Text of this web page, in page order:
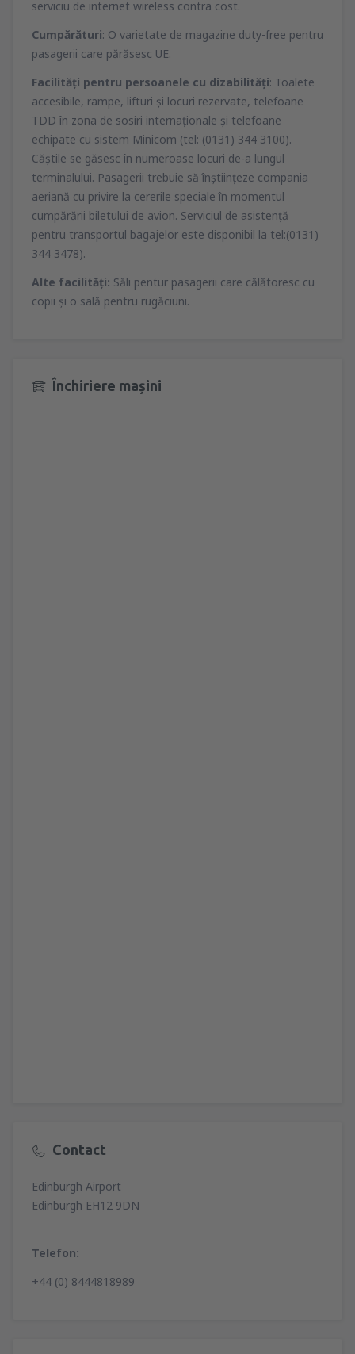
serviciu de internet wireless contra cost.
Cumpărături: O varietate de magazine duty-free pentru
pasagerii care părăsesc UE.
Facilităţi pentru persoanele cu dizabilităţi: Toalete
accesibile, rampe, lifturi şi locuri rezervate, telefoane
TDD în zona de sosiri internaţionale şi telefoane
echipate cu sistem Minicom (tel: (0131) 344 3100).
Căştile se găsesc în numeroase locuri de-a lungul
terminalului. Pasagerii trebuie să înştiinţeze compania
aeriană cu privire la cererile speciale în momentul
cumpărării biletului de avion. Serviciul de asistenţă
pentru transportul bagajelor este disponibil la tel:(0131)
344 3478).
Alte facilităţi: Săli pentur pasagerii care călătoresc cu
copii şi o sală pentru rugăciuni.
Închiriere mașini
Contact
Edinburgh Airport
Edinburgh EH12 9DN
Telefon:
+44 (0) 8444818989